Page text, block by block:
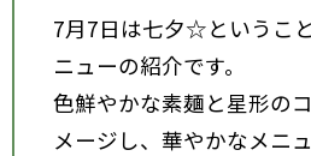
7月7日は七夕☆というこ
ニューの紹介です。
色鮮やかな素麺と星形の
メージし、華やかなメニ